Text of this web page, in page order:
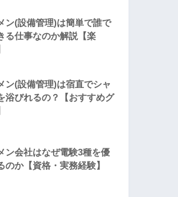
ン(設備管理)は簡単で誰で
る仕事なのか解説【楽
ン(設備管理)は宿直でシャ
浴びれるの？【おすすめグ
ン会社はなぜ電験3種を優
のか【資格・実務経験】